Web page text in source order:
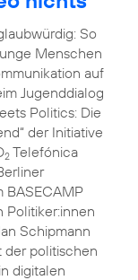
So
Menschen
auf
Jugenddialog
Politics: Die
der Initiative
2Telefónica
BASECAMP
Politiker:innen
Schipmann
der politischen
digitalen